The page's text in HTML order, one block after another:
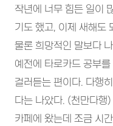
작년에 너무 힘든 일이
기도 했고, 이제 새해도
물론 희망적인 말보다
예전에 타로카드 공부
걸러듣는 편이다. 다행
다는 나았다. (천만다행)
카페에 왔는데 조금 시